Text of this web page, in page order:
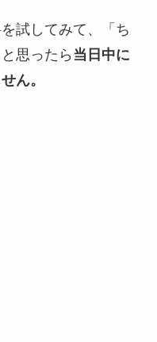
試してみて、「ち
思ったら 当日中に
ん。